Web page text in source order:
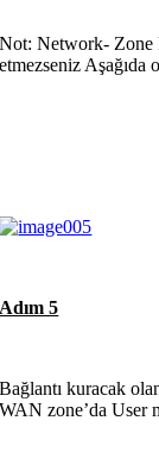
Not: Network- Zone
etmezseniz Aşağıda
Adım 5
Bağlantı kuracak
WAN zone’da User